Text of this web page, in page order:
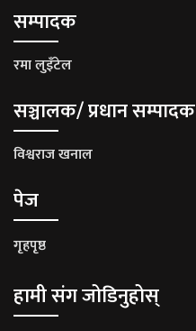
सम्पादक
रमा लुइँटेल
सञ्चालक/ प्रधान सम्पादक
विश्वराज खनाल
पेज
गृहपृष्ठ
हामी संग जोडिनुहोस्